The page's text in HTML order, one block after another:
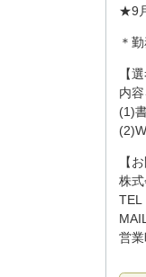
★9
＊
【
内
(1)
【
株
TEL
営